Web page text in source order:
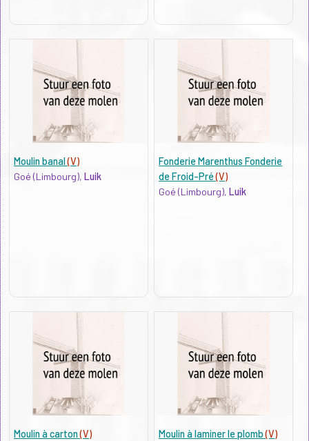
Moulin banal(V)
Goé (Limbourg), Luik
Fonderie Marenthus Fonderie
de Froid-Pré(V)
Goé (Limbourg),Luik
Moulin à carton(V)
Moulin à laminer le plomb(V)